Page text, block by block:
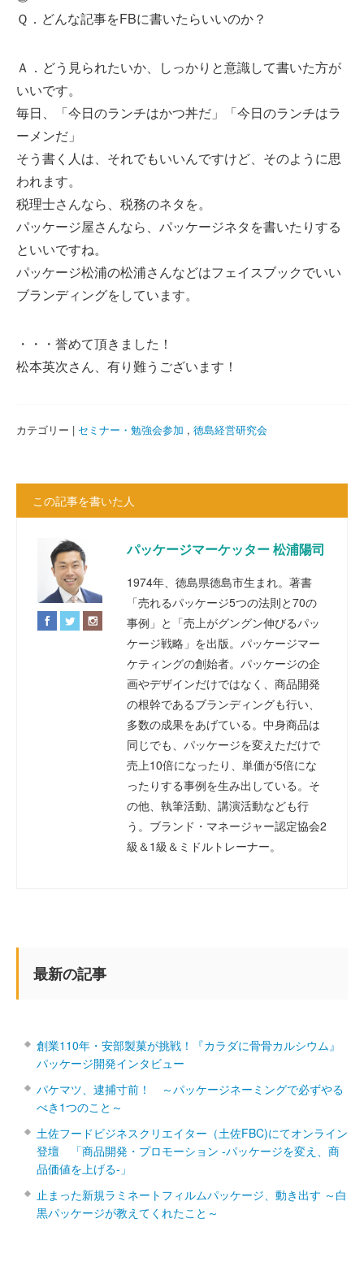
Ｑ．どんな記事をFBに書いたらいいのか？
Ａ．どう見られたいか、しっかりと意識して書いた方が
いいです。
毎日、「今日のランチはかつ丼だ」「今日のランチはラ
ーメンだ」
そう書く人は、それでもいいんですけど、そのように思
われます。
税理士さんなら、税務のネタを。
パッケージ屋さんなら、パッケージネタを書いたりする
といいですね。
パッケージ松浦の松浦さんなどはフェイスブックでいい
ブランディングをしています。
・・・誉めて頂きました！
松本英次さん、有り難うございます！
カテゴリー | セミナー・勉強会参加 , 徳島経営研究会
この記事を書いた人
パッケージマーケッター 松浦陽司
1974年、徳島県徳島市生まれ。著書
「売れるパッケージ5つの法則と70の
事例」と「売上がグングン伸びるパッ
ケージ戦略」を出版。パッケージマー
ケティングの創始者。パッケージの企
画やデザインだけではなく、商品開発
の根幹であるブランディングも行い、
多数の成果をあげている。中身商品は
同じでも、パッケージを変えただけで
売上10倍になったり、単価が5倍にな
ったりする事例を生み出している。そ
の他、執筆活動、講演活動なども行
う。ブランド・マネージャー認定協会2
級＆1級＆ミドルトレーナー。
最新の記事
創業110年・安部製菓が挑戦！『カラダに骨骨カルシウム』
パッケージ開発インタビュー
パケマツ、逮捕寸前！ ～パッケージネーミングで必ずやる
べき1つのこと～
土佐フードビジネスクリエイター（土佐FBC)にてオンライン
登壇 「商品開発・プロモーション ‐パッケージを変え、商
品価値を上げる‐」
止まった新規ラミネートフィルムパッケージ、動き出す ～白
黒パッケージが教えてくれたこと～